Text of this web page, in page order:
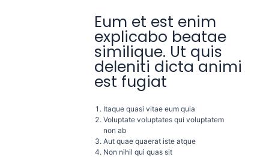
Eum et est enim
explicabo beatae
similique. Ut quis
deleniti dicta animi
est fugiat
Itaque quasi vitae eum quia
Voluptate voluptates qui voluptatem
non ab
Aut quae quaerat iste atque
Non nihil qui quas sit